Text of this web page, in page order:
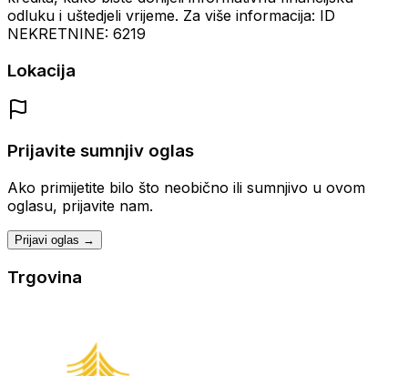
odluku i uštedjeli vrijeme. Za više informacija: ID
NEKRETNINE: 6219
Lokacija
Prijavite sumnjiv oglas
Ako primijetite bilo što neobično ili sumnjivo u ovom
oglasu, prijavite nam.
Prijavi oglas →
Trgovina